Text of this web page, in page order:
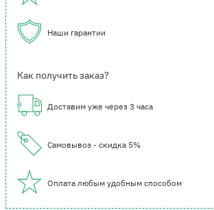
Наши гарантии
Как получить заказ?
Доставим уже через 3 часа
Самовывоз - скидка 5%
Оплата любым удобным способом